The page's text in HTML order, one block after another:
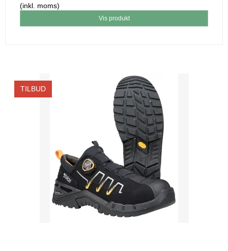
(inkl. moms)
Vis produkt
TILBUD